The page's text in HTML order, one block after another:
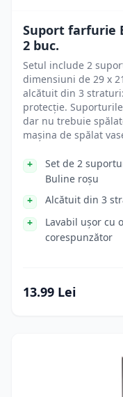
Suport farfurie
2 buc.
Setul include 2
dimensiuni de 29 x
alcătuit din 3
protecție.
dar nu trebuie
mașina de spălat
Set de 2
Buline roșu
Alcătuit din 3
Lavabil ușor cu
corespunzător
13.99 Lei